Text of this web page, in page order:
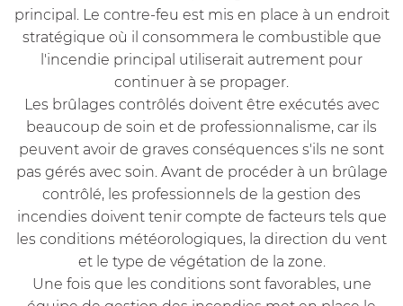
principal. Le contre-feu est mis en place à un endroit
stratégique où il consommera le combustible que
l'incendie principal utiliserait autrement pour
continuer à se propager.
Les brûlages contrôlés doivent être exécutés avec
beaucoup de soin et de professionnalisme, car ils
peuvent avoir de graves conséquences s'ils ne sont
pas gérés avec soin. Avant de procéder à un brûlage
contrôlé, les professionnels de la gestion des
incendies doivent tenir compte de facteurs tels que
les conditions météorologiques, la direction du vent
et le type de végétation de la zone.
Une fois que les conditions sont favorables, une